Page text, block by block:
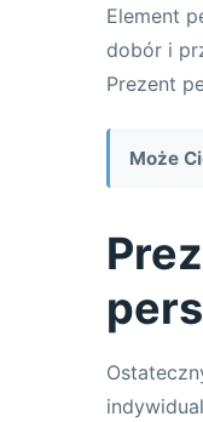
Element
dobór i
Prezent
Może